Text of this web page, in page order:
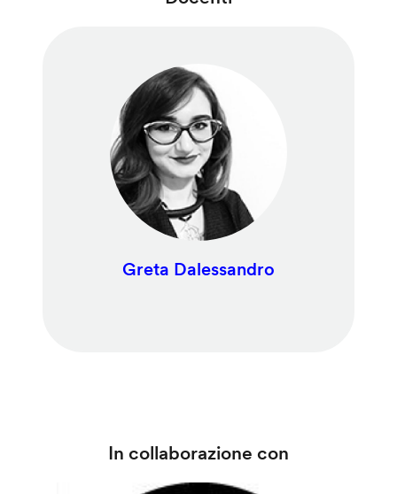
Greta Dalessandro
In collaborazione con